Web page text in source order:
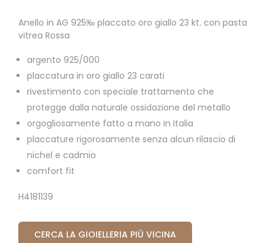
Anello in AG 925‰ placcato oro giallo 23 kt. con pasta
vitrea Rossa
argento 925/000
placcatura in oro giallo 23 carati
rivestimento con speciale trattamento che
protegge dalla naturale ossidazione del metallo
orgogliosamente fatto a mano in Italia
placcature rigorosamente senza alcun rilascio di
nichel e cadmio
comfort fit
H4181139
CERCA LA GIOIELLERIA PIÙ VICINA